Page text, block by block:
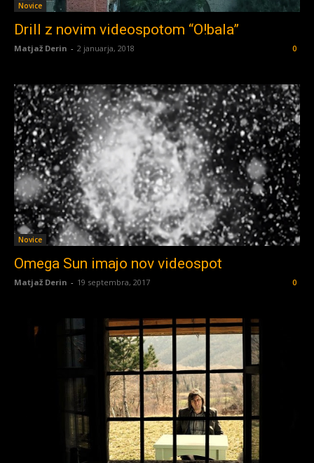
Novice
Drill z novim videospotom “O!bala”
Matjaž Derin - 2 januarja, 2018 0
Novice
Omega Sun imajo nov videospot
Matjaž Derin - 19 septembra, 2017 0